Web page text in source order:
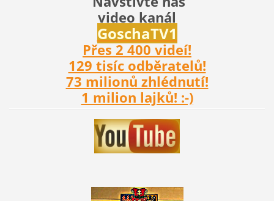
video kanál
GoschaTV1
Přes 2 400 videí!
129 tisíc odběratelů!
73 milionů zhlédnutí!
1 milion lajků! :-)